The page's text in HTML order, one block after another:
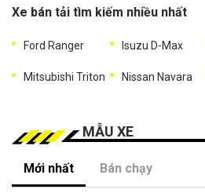
Xe bán tải tìm kiếm nhiều nhất
Ford Ranger Isuzu D-Max
Mitsubishi Triton Nissan Navara
MẪU XE
Mới nhất Bán chạy